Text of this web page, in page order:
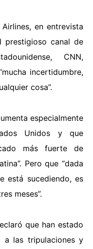
en entrevista
prestigioso canal de
CNN,
incertidumbre,
cosa”.
especialmente
Unidos y que
más fuerte de
Pero que “dada
está sucediendo, es
meses”.
que han estado
a las tripulaciones y